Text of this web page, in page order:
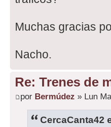
Muchas gracias
Nacho.
Re: Trenes de
por Bermúdez » Lun
CercaCanta42